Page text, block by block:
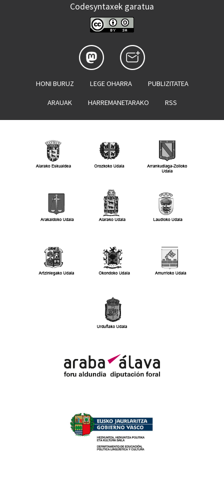
Codesyntaxek garatua
HONI BURUZ LEGE OHARRA PUBLIZITATEA
ARAUAK HARREMANETARAKO RSS